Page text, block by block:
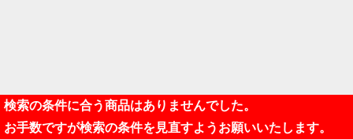
検索の条件に合う商品はありませんでした。
お手数ですが検索の条件を見直すようお願いいたします。